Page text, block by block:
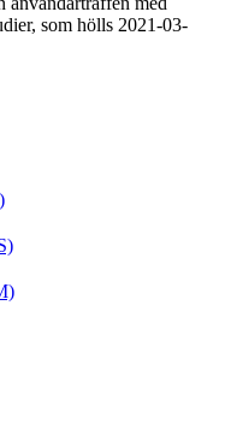
som hölls 2021-03-